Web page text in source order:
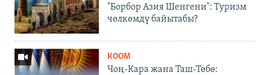
"Борбор Азия Шенгени": Туризм
чөлкөмдү байытабы?
КООМ
Чоң-Кара жана Таш-Төбө: